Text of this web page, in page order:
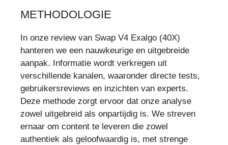
METHODOLOGIE
In onze review van Swap V4 Exalgo (40X)
hanteren we een nauwkeurige en uitgebreide
aanpak. Informatie wordt verkregen uit
verschillende kanalen, waaronder directe tests,
gebruikersreviews en inzichten van experts.
Deze methode zorgt ervoor dat onze analyse
zowel uitgebreid als onpartijdig is. We streven
ernaar om content te leveren die zowel
authentiek als geloofwaardig is, met strenge